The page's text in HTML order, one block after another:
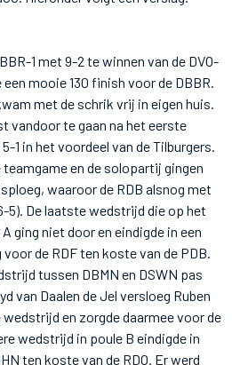
1 met 9-2 te winnen van de DVO-
mooie 130 finish voor de DBBR.
met de schrik vrij in eigen huis.
vandoor te gaan na het eerste
1 in het voordeel van de Tilburgers.
en de solopartij gingen
waaroor de RDB alsnog met
5). De laatste wedstrijd die op het
ging niet door en eindigde in een
de RDF ten koste van de PDB.
tussen DBMN en DSWN pas
van Daalen de Jel versloeg Ruben
en zorgde daarmee voor de
wedstrijd in poule B eindigde in
ten koste van de RDO. Er werd